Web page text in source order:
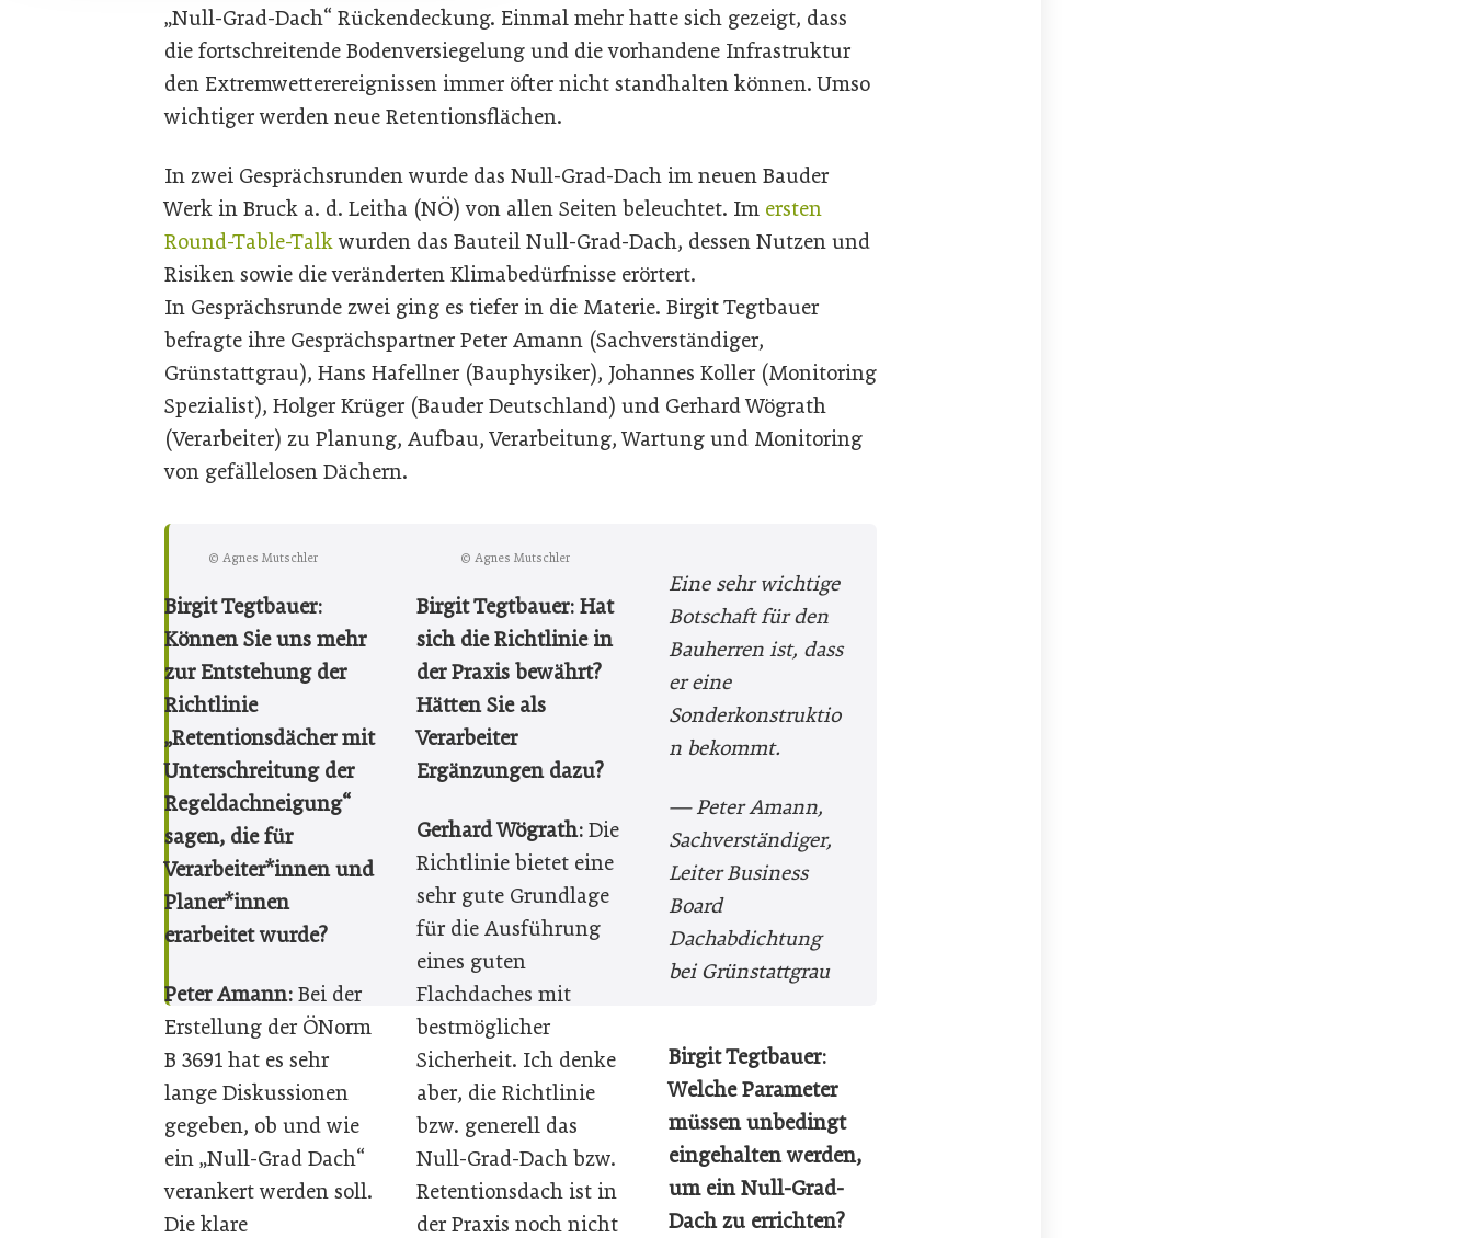
„Null-Grad-Dach“ Rückendeckung. Einmal mehr hatte sich gezeigt, dass
die fortschreitende Bodenversiegelung und die vorhandene Infrastruktur
den Extremwetterereignissen immer öfter nicht standhalten können. Umso
wichtiger werden neue Retentionsflächen.
In zwei Gesprächsrunden wurde das Null-Grad-Dach im neuen Bauder
Werk in Bruck a. d. Leitha (NÖ) von allen Seiten beleuchtet. Im ersten
Round-Table-Talkwurden das Bauteil Null-Grad-Dach, dessen Nutzen und
Risiken sowie die veränderten Klimabedürfnisse erörtert.
In Gesprächsrunde zwei ging es tiefer in die Materie. Birgit Tegtbauer
befragte ihre Gesprächspartner Peter Amann (Sachverständiger,
Grünstattgrau), Hans Hafellner (Bauphysiker), Johannes Koller (Monitoring
Spezialist), Holger Krüger (Bauder Deutschland) und Gerhard Wögrath
(Verarbeiter) zu Planung, Aufbau, Verarbeitung, Wartung und Monitoring
von gefällelosen Dächern.
© Agnes Mutschler
Birgit Tegtbauer:
Können Sie uns mehr
zur Entstehung der
Richtlinie
„Retentionsdächer mit
Unterschreitung der
Regeldachneigung“
sagen, die für
Verarbeiter*innen und
Planer*innen
erarbeitet wurde?
Peter Amann: Bei der
Erstellung der ÖNorm
B 3691 hat es sehr
lange Diskussionen
gegeben, ob und wie
ein „Null-Grad Dach“
verankert werden soll.
Die klare
© Agnes Mutschler
Birgit Tegtbauer: Hat
sich die Richtlinie in
der Praxis bewährt?
Hätten Sie als
Verarbeiter
Ergänzungen dazu?
Gerhard Wögrath: Die
Richtlinie bietet eine
sehr gute Grundlage
für die Ausführung
eines guten
Flachdaches mit
bestmöglicher
Sicherheit. Ich denke
aber, die Richtlinie
bzw. generell das
Null-Grad-Dach bzw.
Retentionsdach ist in
der Praxis noch nicht
Eine sehr wichtige
Botschaft für den
Bauherren ist, dass
er eine
Sonderkonstruktio
n bekommt.
— Peter Amann,
Sachverständiger,
Leiter Business
Board
Dachabdichtung
bei Grünstattgrau
Birgit Tegtbauer:
Welche Parameter
müssen unbedingt
eingehalten werden,
um ein Null-Grad-
Dach zu errichten?